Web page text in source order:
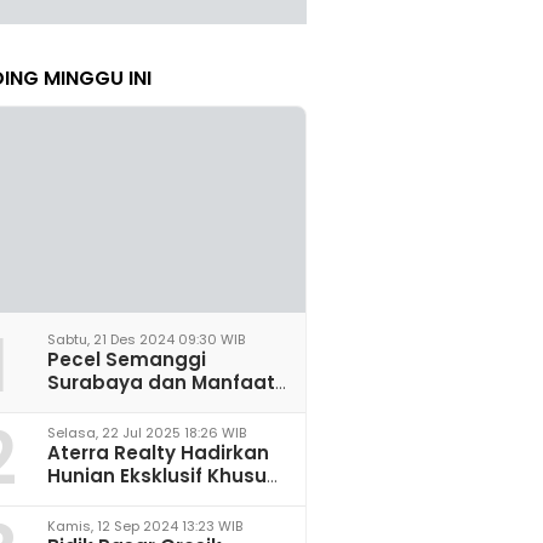
MINGGU INI
Sabtu, 21 Des 2024 09:30 WIB
Pecel Semanggi
Surabaya dan Manfaat
Saraf
Selasa, 22 Jul 2025 18:26 WIB
Aterra Realty Hadirkan
Hunian Eksklusif Khusus
Malang
Kamis, 12 Sep 2024 13:23 WIB